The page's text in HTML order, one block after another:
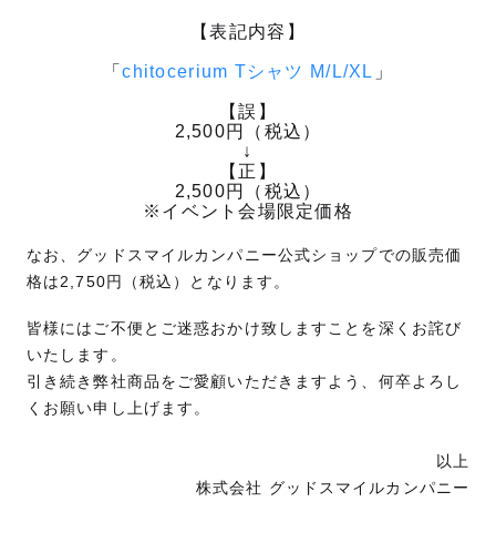
【表記内容】
「chitocerium Tシャツ M/L/XL 」
【誤】
2,500円（税込）
↓
【正】
2,500円（税込）
※イベント会場限定価格
なお、グッドスマイルカンパニー公式ショップでの販売価
格は2,750円（税込）となります。
皆様にはご不便とご迷惑おかけ致しますことを深くお詫び
いたします。
引き続き弊社商品をご愛顧いただきますよう、何卒よろし
くお願い申し上げます。
以上
株式会社 グッドスマイルカンパニー